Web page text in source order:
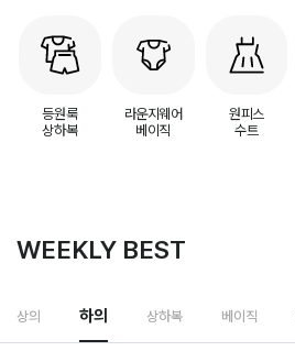
등원룩
상하복
라운지웨어
베이직
원피스
수트
WEEKLY BEST
상의 하의 상하복 베이직